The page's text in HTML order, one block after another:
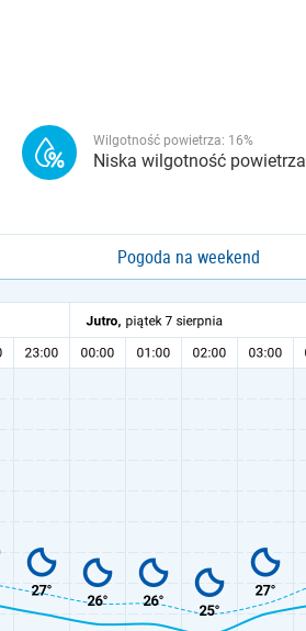
Wilgotność powietrza: 16%
Niska wilgotność powietrza
Pogoda na weekend